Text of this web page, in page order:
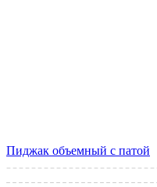
Пиджак объемный с патой